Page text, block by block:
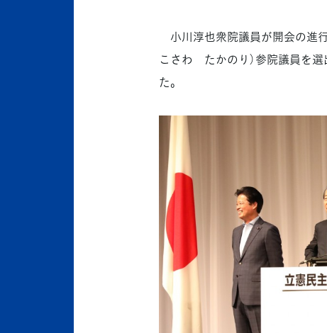
小川淳也衆院議員が開会の進
こさわ たかのり）参院議員を
た。